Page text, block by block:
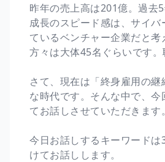
昨年の売上高は201億。過去
成長のスピード感は、サイ
ているベンチャー企業だと
方々は大体45名ぐらいです
さて、現在は「終身雇用の
な時代です。そんな中で、
てお話しさせていただきます
今日お話しするキーワード
けてお話しします。